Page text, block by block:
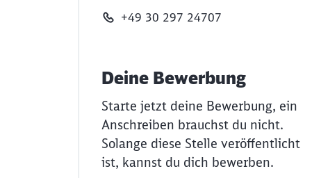
+49 30 297 24707
Deine Bewerbung
Starte jetzt deine Bewerbung, ein
Anschreiben brauchst du nicht.
Solange diese Stelle veröffentlicht
ist, kannst du dich bewerben.